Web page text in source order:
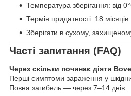
Температура зберігання: від
Термін придатності: 18 місяців
Зберігати в сухому,
Часті запитання (FAQ)
Через скільки починає діяти
Перші симптоми зараження у
Повна загибель — через 7–14 днів.